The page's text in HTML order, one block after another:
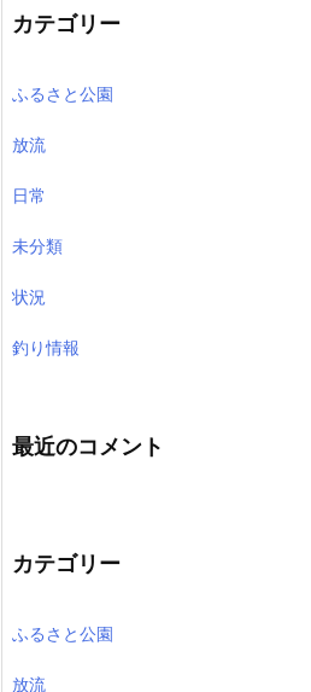
カテゴリー
ふるさと公園
放流
日常
未分類
状況
釣り情報
最近のコメント
カテゴリー
ふるさと公園
放流